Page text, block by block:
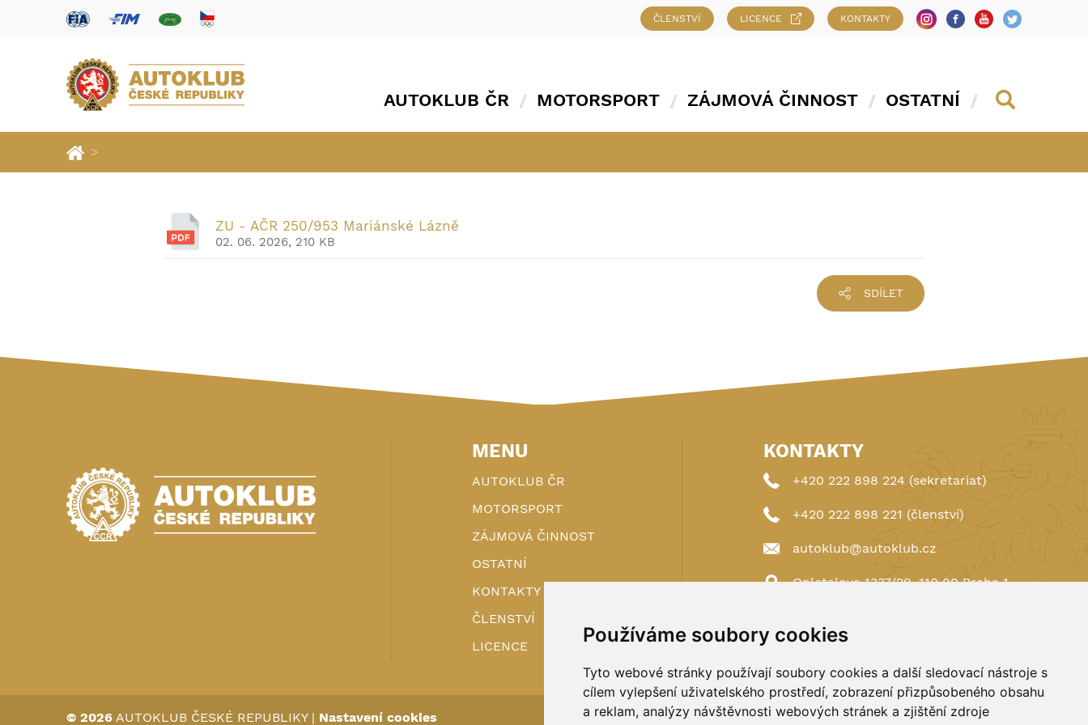
Používáme soubory cookies
Tyto webové stránky používají soubory cookies a další sledovací nástroje s
cílem vylepšení uživatelského prostředí, zobrazení přizpůsobeného obsahu
a reklam, analýzy návštěvnosti webových stránek a zjištění zdroje
ČLENSTVÍ LICENCE KONTAKTY
AUTOKLUB ČR MOTORSPORT ZÁJMOVÁ ČINNOST OSTATNÍ
>
ZU - AČR 250/953 Mariánské Lázně
02. 06. 2026, 210 KB
SDÍLET
MENU
AUTOKLUB ČR
MOTORSPORT
ZÁJMOVÁ ČINNOST
OSTATNÍ
KONTAKTY
ČLENSTVÍ
LICENCE
KONTAKTY
+420 222 898 224 (sekretariat)
+420 222 898 221 (členství)
autoklub@autoklub.cz
Opletalova 1337/29, 110 00 Praha 1
© 2026 AUTOKLUB ČESKÉ REPUBLIKY| Nastavení cookies Spravováno a hostováno uDIGITREE